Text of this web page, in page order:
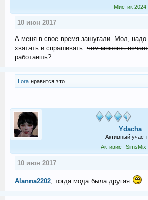
Мистик 2024
10 июн 2017
А меня в свое время зашугали. Мол, надо
хватать и спрашивать: чем можешь
работаешь?
Loraнравится это.
Ydacha
Активный
Активист SimsMix
10 июн 2017
Alanna2202, тогда мода была другая